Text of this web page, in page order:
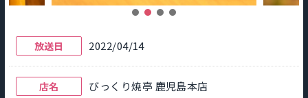
放送日 2022/04/14
店名 びっくり焼亭 鹿児島本店